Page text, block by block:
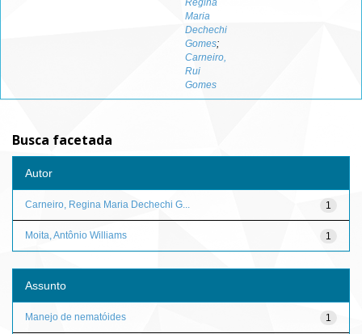
Regina
Maria
Dechechi
Gomes;
Carneiro,
Rui
Gomes
Busca facetada
Autor
1
Carneiro, Regina Maria Dechechi G...
1
Moita, Antônio Williams
Assunto
1
Manejo de nematóides